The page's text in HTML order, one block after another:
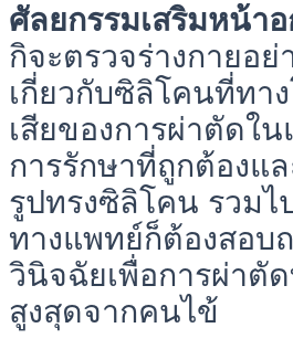
ศัลยกรรมเสริมหน้า
กิจะตรวจร่างกายอ
เกี่ยวกับซิลิโคนที่ทา
เสียของการผ่าตัดใ
การรักษาที่ถูกต้อง
รูปทรงซิลิโคน รวมไ
ทางแพทย์ก็ต้องสอบ
วินิจฉัยเพื่อการผ่าตั
สูงสุดจากคนไข้